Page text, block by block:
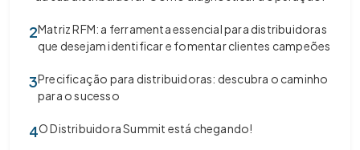
2Matriz RFM: a ferramenta essencial para distribuidoras
que desejam identificar e fomentar clientes campeões
3Precificação para distribuidoras: descubra o caminho
para o sucesso
4O Distribuidora Summit está chegando!